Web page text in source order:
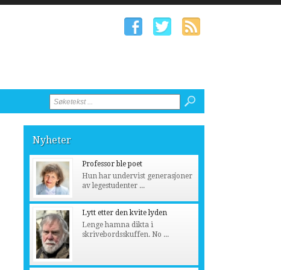
Nyheter
Professor ble poet
Hun har undervist generasjoner
av legestudenter ...
Lytt etter den kvite lyden
Lenge hamna dikta i
skrivebordsskuffen. No ...